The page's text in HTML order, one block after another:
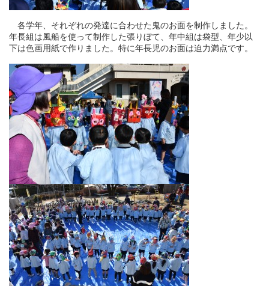
各学年、それぞれの発達に合わせた鬼のお面を制作しました。
年長組は風船を使って制作した張りぼて、年中組は袋型、年少以
下は色画用紙で作りました。特に年長児のお面は迫力満点です。